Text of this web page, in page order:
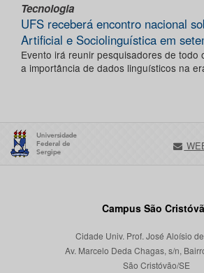
Tecnologia
UFS receberá encontro nacional
Artificial e Sociolinguística em
Evento irá reunir pesquisadores de todo
a importância de dados linguísticos na
Campus São
Cidade Univ. Prof. José Aloísio
Av. Marcelo Deda Chagas, s/n,
São Cristóvão/SE